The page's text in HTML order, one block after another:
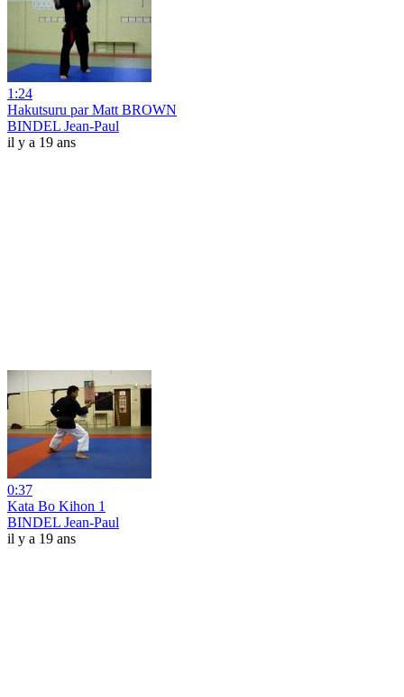
1:24
Hakutsuru par Matt BROWN
BINDEL Jean-Paul
il y a 19 ans
0:37
Kata Bo Kihon 1
BINDEL Jean-Paul
il y a 19 ans